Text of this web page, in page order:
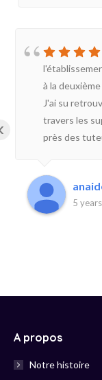
à la
J'ai su
travers les
près des
spécifiques
d'une
Ayant
5
A propos
Notre histoire